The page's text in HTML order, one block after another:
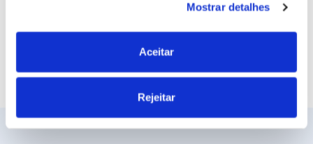
Se permitir, gostaríamos também de:
Recolher informações sobre a sua localização
geográfica as quais podem ter uma precisão de
ativa as características específicas (impressão
digital)
Mostrar detalhes
Aceitar
Rejeitar